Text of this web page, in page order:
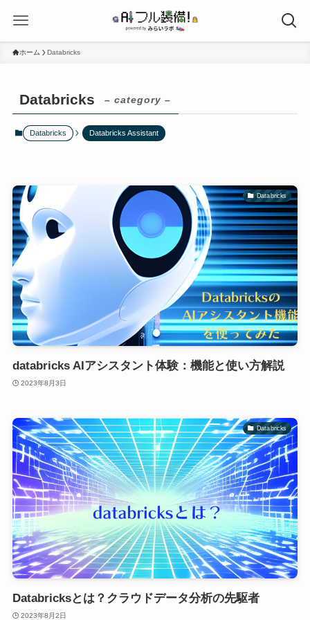
ホーム Databricks
Databricks – category –
Databricks Databricks Assistant
Databricks
databricks AIアシスタント体験：機能と使い方解説
2023年8月3日
Databricks
Databricksとは？クラウドデータ分析の先駆者
2023年8月2日